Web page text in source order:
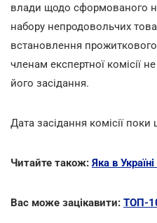
влади щодо сформованого
набору непродовольчих
встановлення прожиткового
членам експертної комісії
його засідання.
Дата засідання комісії
Читайте також: Яка в
Вас може зацікавити: ТОП-